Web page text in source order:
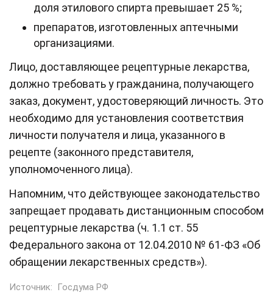
доля этилового спирта превышает 25 %;
препаратов, изготовленных аптечными
организациями.
Лицо, доставляющее рецептурные лекарства,
должно требовать у гражданина, получающего
заказ, документ, удостоверяющий личность. Это
необходимо для установления соответствия
личности получателя и лица, указанного в
рецепте (законного представителя,
уполномоченного лица).
Напомним, что действующее законодательство
запрещает продавать дистанционным способом
рецептурные лекарства (ч. 1.1 ст. 55
Федерального закона от 12.04.2010 № 61-ФЗ «Об
обращении лекарственных средств»).
Источник: Госдума РФ